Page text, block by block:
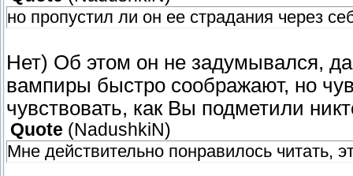
но пропустил ли он ее страдания через
Нет) Об этом он не задумывался,
вампиры быстро соображают, но
чувствовать, как Вы подметили
Quote (NadushkiN )
Мне действительно понравилось читать,